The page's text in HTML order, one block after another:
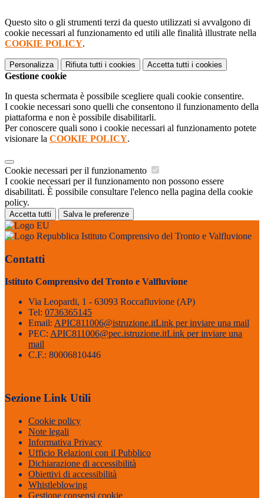
Questo sito o gli strumenti terzi da questo utilizzati si avvalgono di
cookie necessari al funzionamento ed utili alle finalità illustrate nella
COOKIE POLICY.
Personalizza Rifiuta tutti i cookies Accetta tutti i cookies
Gestione cookie
In questa schermata è possibile scegliere quali cookie consentire.
I cookie necessari sono quelli che consentono il funzionamento della
piattaforma e non è possibile disabilitarli.
Per conoscere quali sono i cookie necessari al funzionamento potete
visionare la COOKIE POLICY.
Cookie necessari per il funzionamento
I cookie necessari per il funzionamento non possono essere
disabilitati. È possibile consultare l'elenco nella pagina della cookie
policy.
Accetta tutti Salva le preferenze
Istituto Comprensivo del Tronto e Valfluvione
Contatti
Istituto Comprensivo del Tronto e Valfluvione
Via Leopardi, 1 - 63093 Roccafluvione (AP)
Tel: 0736365145
Email: APIC811006@istruzione.itLink per inviare una mail
PEC: APIC811006@pec.istruzione.itLink per inviare una
mail
C.F.: 80006810446
Sezione Link Utili
Cookie policy
Note legali
Informativa Privacy
Ufficio Relazioni con il Pubblico
Dichiarazione di accessibilità
Obiettivi di accessibilità
Whistleblowing
Gestione consensi cookie